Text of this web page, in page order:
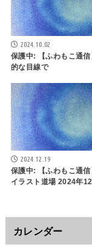
2024.10.02
保護中: 【ふわもこ通信
的な目線で
2024.12.19
保護中: 【ふわもこ通信
イラスト道場 2024年
カレンダー